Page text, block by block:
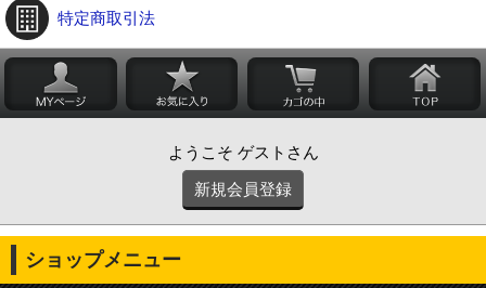
特定商取引法
ようこそ ゲストさん
新規会員登録
ショップメニュー